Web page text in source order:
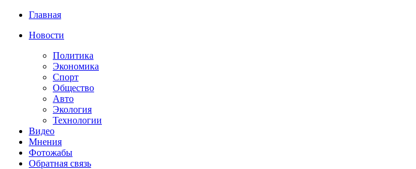
Главная
Новости
Политика
Экономика
Спорт
Общество
Авто
Экология
Технологии
Видео
Мнения
Фотожабы
Обратная связь